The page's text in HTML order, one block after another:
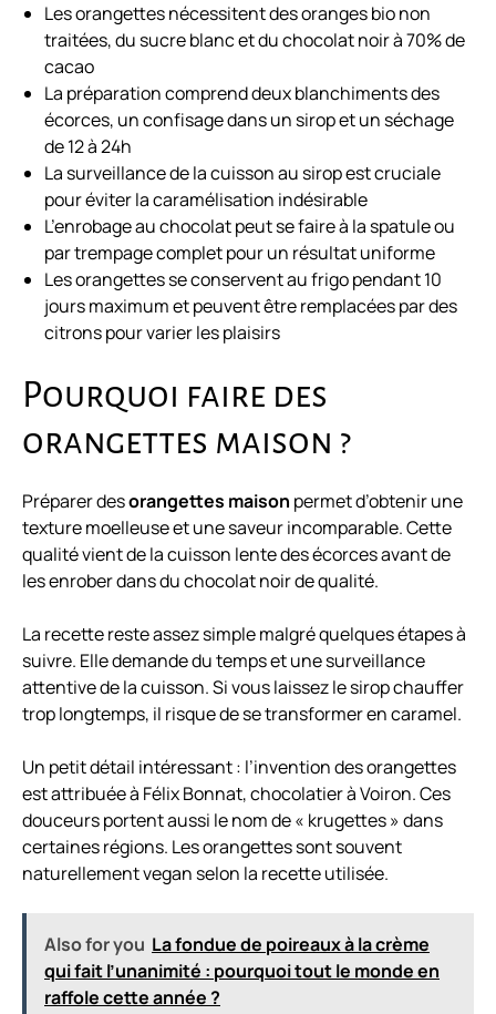
Les orangettes nécessitent des oranges bio non
traitées, du sucre blanc et du chocolat noir à 70% de
cacao
La préparation comprend deux blanchiments des
écorces, un confisage dans un sirop et un séchage
de 12 à 24h
La surveillance de la cuisson au sirop est cruciale
pour éviter la caramélisation indésirable
L’enrobage au chocolat peut se faire à la spatule ou
par trempage complet pour un résultat uniforme
Les orangettes se conservent au frigo pendant 10
jours maximum et peuvent être remplacées par des
citrons pour varier les plaisirs
Pourquoi faire des
orangettes maison ?
Préparer desorangettes maison permet d’obtenir une
texture moelleuse et une saveur incomparable. Cette
qualité vient de la cuisson lente des écorces avant de
les enrober dans du chocolat noir de qualité.
La recette reste assez simple malgré quelques étapes à
suivre. Elle demande du temps et une surveillance
attentive de la cuisson. Si vous laissez le sirop chauffer
trop longtemps, il risque de se transformer en caramel.
Un petit détail intéressant : l’invention des orangettes
est attribuée à Félix Bonnat, chocolatier à Voiron. Ces
douceurs portent aussi le nom de « krugettes » dans
certaines régions. Les orangettes sont souvent
naturellement vegan selon la recette utilisée.
Also for you La fondue de poireaux à la crème
qui fait l’unanimité : pourquoi tout le monde en
raffole cette année ?